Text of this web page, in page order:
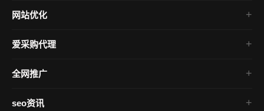
高端网站建设
营销型网站建设
集团网站建设
网站优化
seo整站优化
搜索引擎优化
网站优化推广
爱采购代理
百度爱采购
爱采购竞价包年
全网推广
全网营销推广
seo资讯